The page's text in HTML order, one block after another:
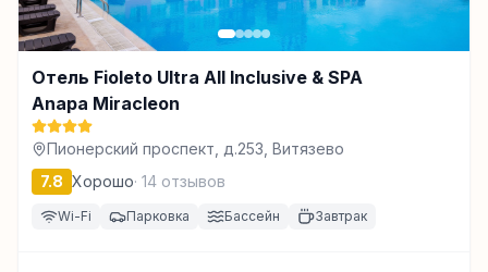
Отель Fioleto Ultra All Inclusive & SPA
Anapa Miracleon
Пионерский проспект, д.253, Витязево
7.8 Хорошо· 14 отзывов
Wi-Fi Парковка Бассейн Завтрак